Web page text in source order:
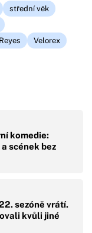
střední věk
Velorex
komedie:
scének bez
sezóně vrátí.
kvůli jiné